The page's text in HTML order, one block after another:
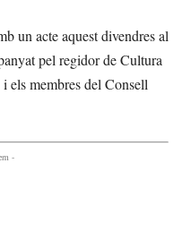
un acte aquest divendres al
pel regidor de Cultura
els membres del Consell
-